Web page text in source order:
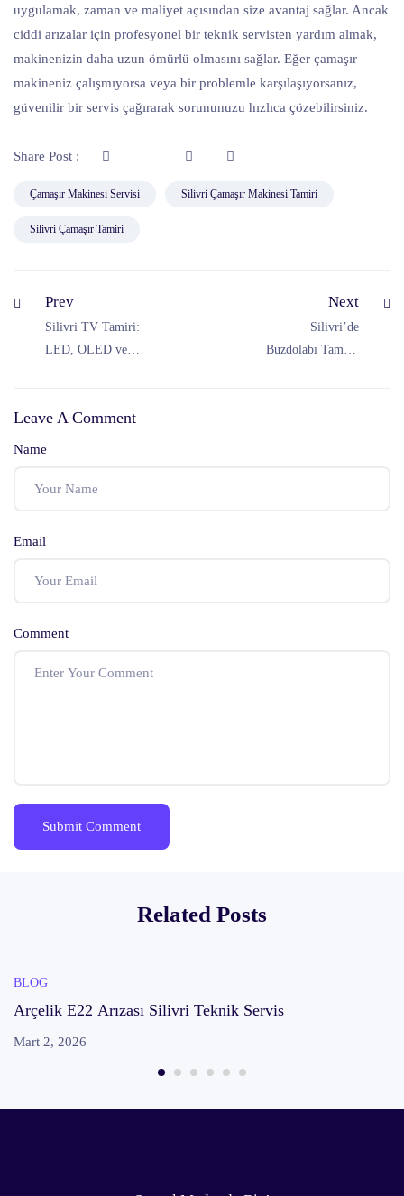
uygulamak, zaman ve maliyet açısından size avantaj sağlar. Ancak
ciddi arızalar için profesyonel bir teknik servisten yardım almak,
makinenizin daha uzun ömürlü olmasını sağlar. Eğer çamaşır
makineniz çalışmıyorsa veya bir problemle karşılaşıyorsanız,
güvenilir bir servis çağırarak sorununuzu hızlıca çözebilirsiniz.
Share Post :
Çamaşır Makinesi Servisi Silivri Çamaşır Makinesi Tamiri
Silivri Çamaşır Tamiri
Prev
Silivri TV Tamiri:
LED, OLED ve
Next
Silivri’de
Buzdolabı Tamiri:
Leave A Comment
Name
Email
Comment
Related Posts
BLOG
Arçelik E22 Arızası Silivri Teknik Servis
Mart 2, 2026